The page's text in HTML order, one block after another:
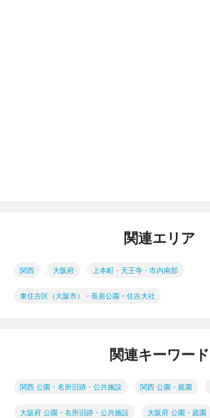
関連エリア
関西 大阪府 上本町・天王寺・市内南部
東住吉区（大阪市）・長居公園・住吉大社
関連キーワード
関西 公園・名所旧跡・公共施設 関西 公園・庭園
大阪府 公園・名所旧跡・公共施設 大阪府 公園・庭園